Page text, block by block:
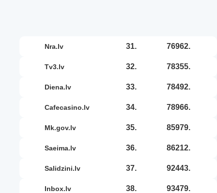
nra.lv 31. 76962.
tv3.lv 32. 78355.
diena.lv 33. 78492.
cafecasino.lv 34. 78966.
mk.gov.lv 35. 85979.
saeima.lv 36. 86212.
salidzini.lv 37. 92443.
inbox.lv 38. 93479.